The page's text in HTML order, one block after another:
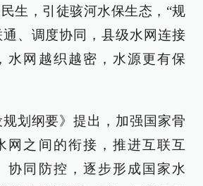
生，引徒骇河水保生态，“规
、调度协同，县级水网连接
水网越织越密，水源更有保
规划纲要》提出，加强国家骨
网之间的衔接，推进互联互
协同防控，逐步形成国家水